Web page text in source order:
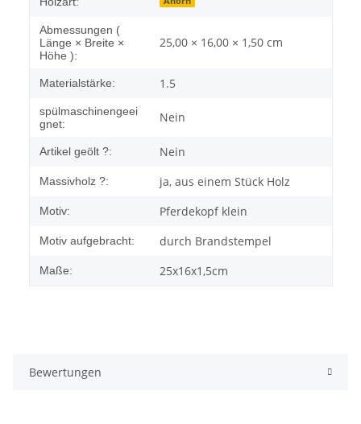
Abmessungen (
Länge × Breite ×
Höhe ):
25,00 × 16,00 × 1,50 cm
Materialstärke: 1.5
spülmaschinengeei
gnet:
Nein
Artikel geölt ?: Nein
Massivholz ?: ja, aus einem Stück Holz
Motiv: Pferdekopf klein
Motiv aufgebracht: durch Brandstempel
Maße: 25x16x1,5cm
Bewertungen